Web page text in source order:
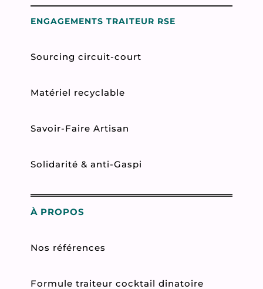
ENGAGEMENTS TRAITEUR RSE
Sourcing circuit-court
Matériel recyclable
Savoir-Faire Artisan
Solidarité & anti-Gaspi
À PROPOS
Nos références
Formule traiteur cocktail dinatoire